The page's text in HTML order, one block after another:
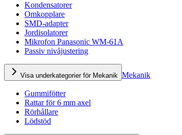
Kondensatorer
Omkopplare
SMD-adapter
Jordisolatorer
Mikrofon Panasonic WM-61A
Passiv nivåjustering
Visa underkategorier för Mekanik Mekanik
Gummifötter
Rattar för 6 mm axel
Rörhållare
Lödstöd